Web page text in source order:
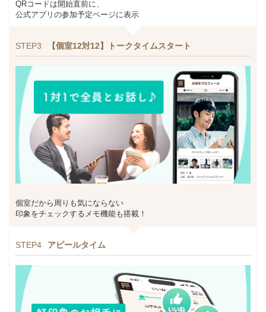
QRコードは開始直前に、
公式アプリの参加予定ページに表示
STEP3 【個室12対12】トークタイムスタート
個室だから周りも気にならない
印象をチェックするメモ機能も搭載！
STEP4 アピールタイム